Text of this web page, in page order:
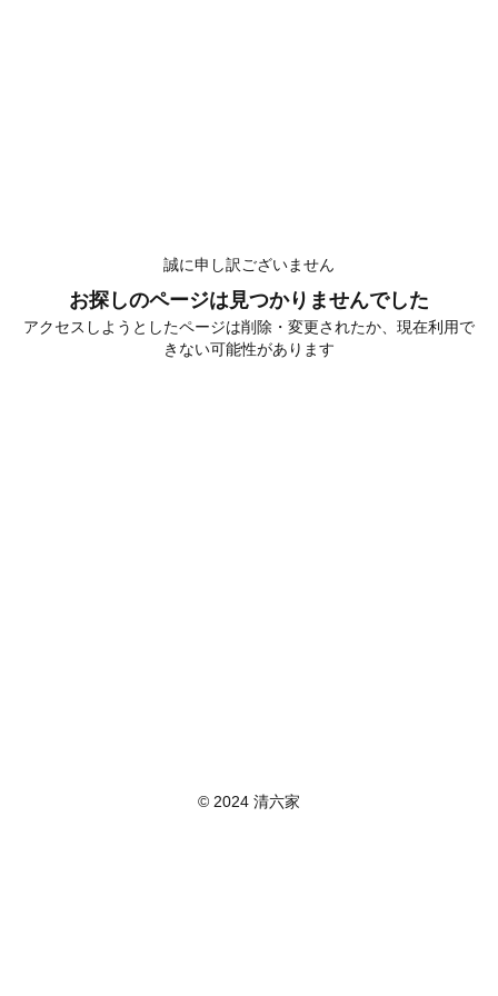
誠に申し訳ございません
お探しのページは見つかりませんでした
アクセスしようとしたページは削除・変更されたか、現在利用で
きない可能性があります
© 2024 清六家